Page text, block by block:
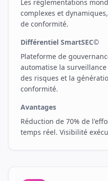
Les réglementations
complexes et
de conformité.
Différentiel SmartSEC©
Plateforme de
automatise la
des risques et la
conformité.
Avantages
Réduction de 70% de
temps réel. Visibilité